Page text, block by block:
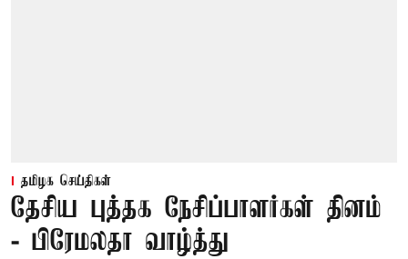
தமிழக செய்திகள்
தேசிய புத்தக நேசிப்பாளர்கள் தினம்
- பிரேமலதா வாழ்த்து